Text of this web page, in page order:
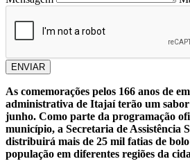
ENVIAR
As comemorações pelos 166 anos de
administrativa de Itajaí terão um sabor
junho. Como parte da programação
município, a Secretaria de Assistência
distribuirá mais de 25 mil fatias de
população em diferentes regiões da